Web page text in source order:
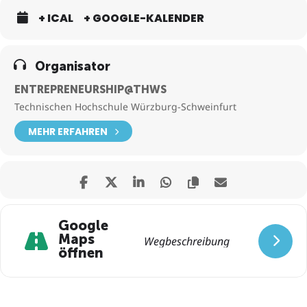
Beginn einer immensen Revolution befinden. Je früher wir den
Einstieg finden, umso besser.“
+ ICAL + GOOGLE-KALENDER
Organisator
ENTREPRENEURSHIP@THWS
Technischen Hochschule Würzburg-Schweinfurt
MEHR ERFAHREN
Google
Maps
öffnen